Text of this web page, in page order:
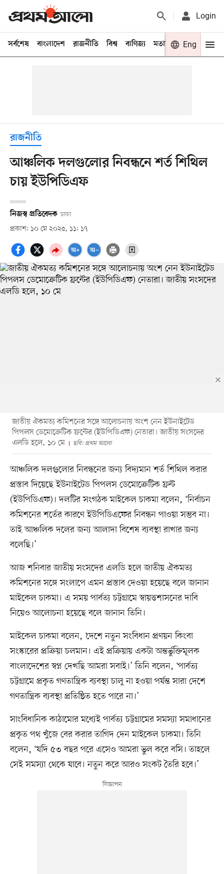
Login
সর্বশেষ বাংলাদেশ রাজনীতি বিশ্ব বাণিজ্য মতামত খেলা
Eng
রাজনীতি
আঞ্চলিক দলগুলোর নিবন্ধনে শর্ত শিথিল
চায় ইউপিডিএফ
নিজস্ব প্রতিবেদক ঢাকা
প্রকাশ: ১০ মে ২০২৫, ১১: ১৭
জাতীয় ঐকমত্য কমিশনের সঙ্গে আলোচনায় অংশ নেন ইউনাইটেড
পিপলস ডেমোক্রেটিক ফ্রন্টের (ইউপিডিএফ) নেতারা। জাতীয় সংসদের
এলডি হলে, ১০ মে
ছবি: প্রথম আলো
আঞ্চলিক দলগুলোর নিবন্ধনের জন্য বিদ্যমান শর্ত শিথিল করার
প্রস্তাব দিয়েছে ইউনাইটেড পিপলস ডেমোক্রেটিক ফ্রন্ট
(ইউপিডিএফ)। দলটির সংগঠক মাইকেল চাকমা বলেন, ‘নির্বাচন
কমিশনের শর্তের কারণে ইউপিডিএফের নিবন্ধন পাওয়া সম্ভব না।
তাই আঞ্চলিক দলের জন্য আলাদা বিশেষ ব্যবস্থা রাখার জন্য
বলেছি।’
আজ শনিবার জাতীয় সংসদের এলডি হলে জাতীয় ঐকমত্য
কমিশনের সঙ্গে সংলাপে এমন প্রস্তাব দেওয়া হয়েছে বলে জানান
মাইকেল চাকমা। এ সময় পার্বত্য চট্টগ্রামে স্বায়ত্তশাসনের দাবি
নিয়েও আলোচনা হয়েছে বলে জানান তিনি।
মাইকেল চাকমা বলেন, ‘দেশে নতুন সংবিধান প্রণয়ন কিংবা
সংস্কারের প্রক্রিয়া চলমান। এই প্রক্রিয়ায় একটা অন্তর্ভুক্তিমূলক
বাংলাদেশের স্বপ্ন দেখছি আমরা সবাই।’ তিনি বলেন, ‘পার্বত্য
চট্টগ্রামে প্রকৃত গণতান্ত্রিক ব্যবস্থা চালু না হওয়া পর্যন্ত সারা দেশে
গণতান্ত্রিক ব্যবস্থা প্রতিষ্ঠিত হতে পারে না।’
সাংবিধানিক কাঠামোর মধ্যেই পার্বত্য চট্টগ্রামের সমস্যা সমাধানের
প্রকৃত পথ খুঁজে বের করার তাগিদ দেন মাইকেল চাকমা। তিনি
বলেন, ‘যদি ৫৩ বছর পরে এসেও আমরা ভুল করে বসি। তাহলে
সেই সমস্যা থেকে যাবে। নতুন করে আরও সংকট তৈরি হবে।’